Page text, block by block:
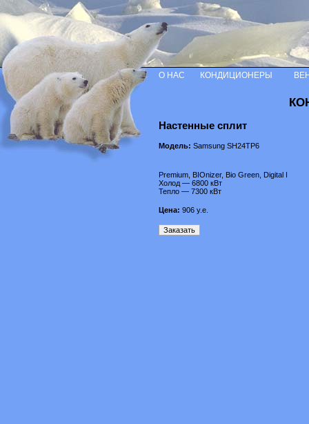
Настенные сплит
Модель: Samsung SH24TP6
Premium, BIOnizer, Bio Green, Digital I
Холод — 6800 кВт
Тепло — 7300 кВт
Цена: 906 у.е.
О НАС КОНДИЦИОНЕРЫ